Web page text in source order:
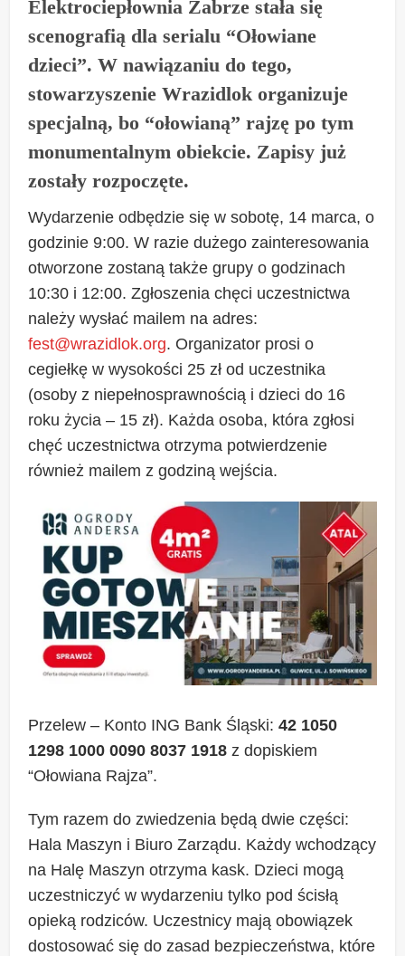
Elektrociepłownia Zabrze stała się
scenografią dla serialu “Ołowiane
dzieci”. W nawiązaniu do tego,
stowarzyszenie Wrazidlok organizuje
specjalną, bo “ołowianą” rajzę po tym
monumentalnym obiekcie. Zapisy już
zostały rozpoczęte.
Wydarzenie odbędzie się w sobotę, 14 marca, o
godzinie 9:00. W razie dużego zainteresowania
otworzone zostaną także grupy o godzinach
10:30 i 12:00. Zgłoszenia chęci uczestnictwa
należy wysłać mailem na adres:
fest@wrazidlok.org. Organizator prosi o
cegiełkę w wysokości 25 zł od uczestnika
(osoby z niepełnosprawnością i dzieci do 16
roku życia – 15 zł). Każda osoba, która zgłosi
chęć uczestnictwa otrzyma potwierdzenie
również mailem z godziną wejścia.
Przelew – Konto ING Bank Śląski:42 1050
1298 1000 0090 8037 1918 z dopiskiem
“Ołowiana Rajza”.
Tym razem do zwiedzenia będą dwie części:
Hala Maszyn i Biuro Zarządu. Każdy wchodzący
na Halę Maszyn otrzyma kask. Dzieci mogą
uczestniczyć w wydarzeniu tylko pod ścisłą
opieką rodziców. Uczestnicy mają obowiązek
dostosować się do zasad bezpieczeństwa, które